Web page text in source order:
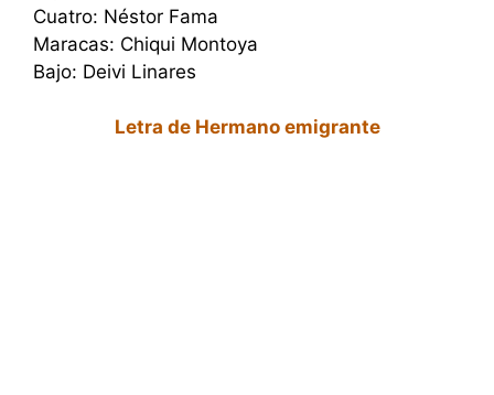
Cuatro: Néstor Fama
Maracas: Chiqui Montoya
Bajo: Deivi Linares
Letra de Hermano emigrante